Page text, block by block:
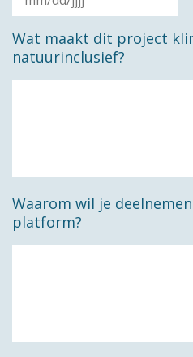
slash
DD
slash
Wat maakt dit project
natuurinclusief?
Waarom wil je
platform?